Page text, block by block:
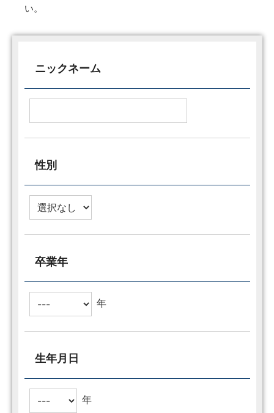
い。
ニックネーム
性別
卒業年
年
生年月日
年